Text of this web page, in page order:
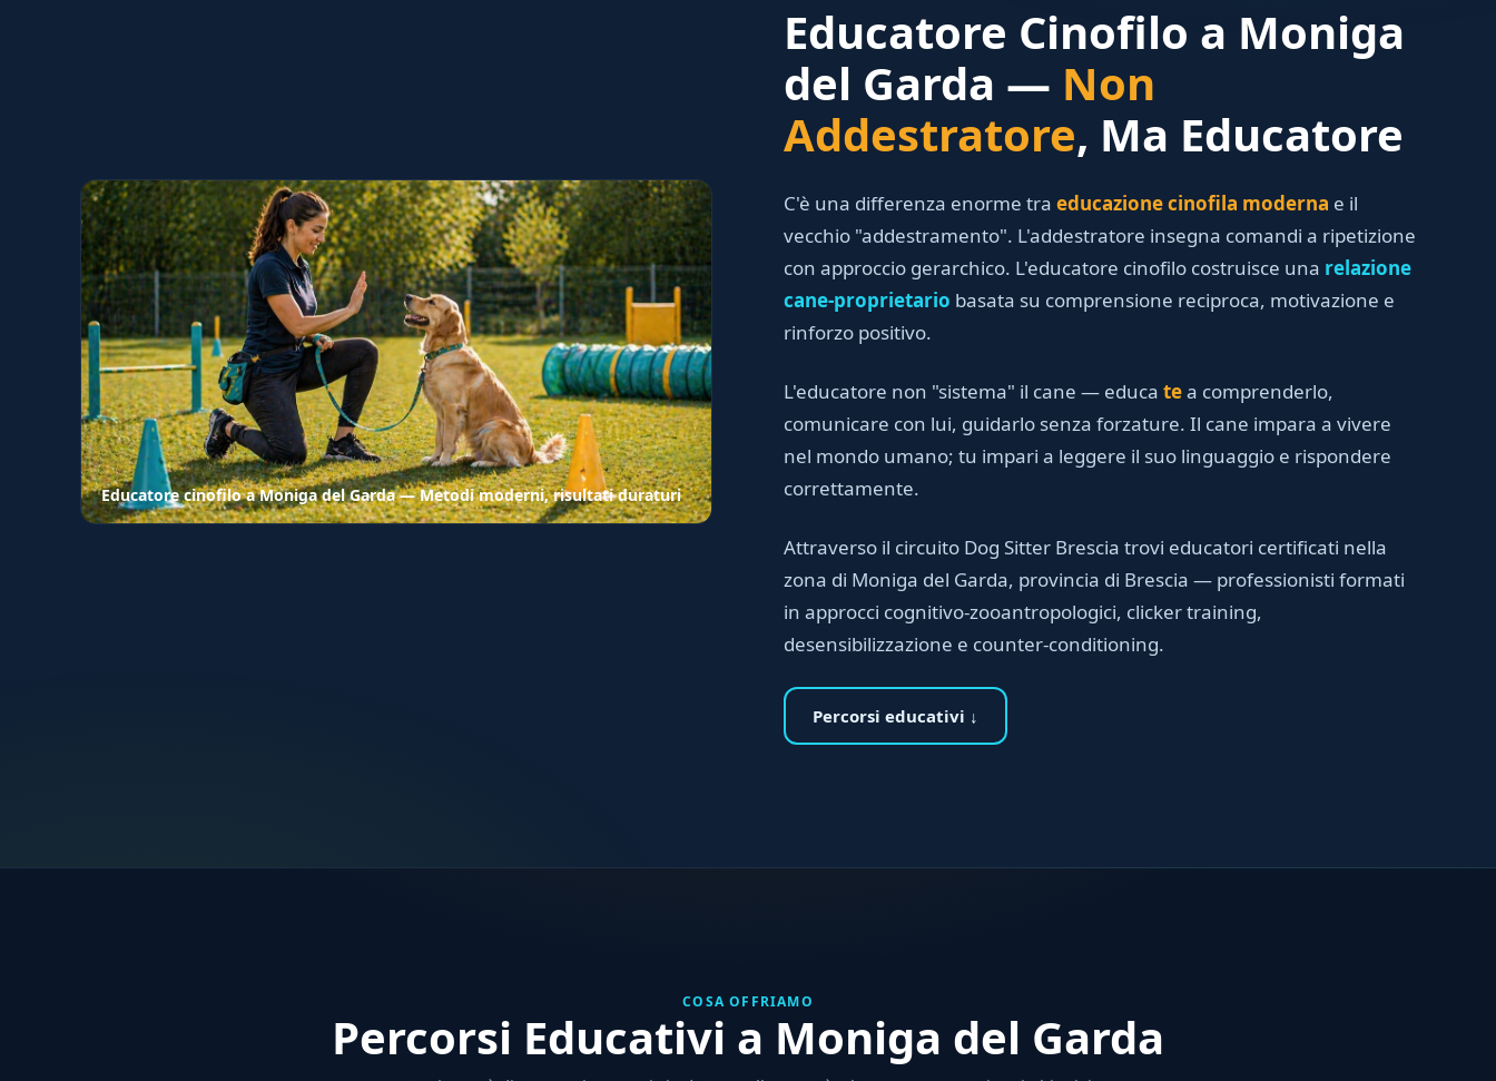
Educatore cinofilo a Moniga del Garda — Metodi moderni, risultati duraturi
Educatore Cinofilo a Moniga
del Garda — Non
Addestratore, Ma Educatore
C'è una differenza enorme tra educazione cinofila moderna e il
vecchio "addestramento". L'addestratore insegna comandi a ripetizione
con approccio gerarchico. L'educatore cinofilo costruisce una relazione
cane-proprietario basata su comprensione reciproca, motivazione e
rinforzo positivo.
L'educatore non "sistema" il cane — educa tea comprenderlo,
comunicare con lui, guidarlo senza forzature. Il cane impara a vivere
nel mondo umano; tu impari a leggere il suo linguaggio e rispondere
correttamente.
Attraverso il circuito Dog Sitter Brescia trovi educatori certificati nella
zona di Moniga del Garda, provincia di Brescia — professionisti formati
in approcci cognitivo-zooantropologici, clicker training,
desensibilizzazione e counter-conditioning.
Percorsi educativi ↓
COSA OFFRIAMO
Percorsi Educativi a Moniga del Garda